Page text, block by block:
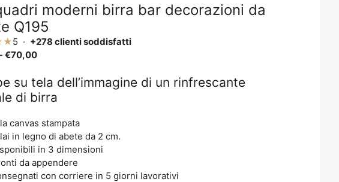
moderni birra bar decorazioni da
Q195
5 · +278 clienti soddisfatti
- €70,00Fascia
prezzo:
da
a
€70,00
su tela dell’immagine di un rinfrescante
di birra
canvas stampata
in legno di abete da 2 cm.
in 3 dimensioni
da appendere
con corriere in 5 giorni lavorativi